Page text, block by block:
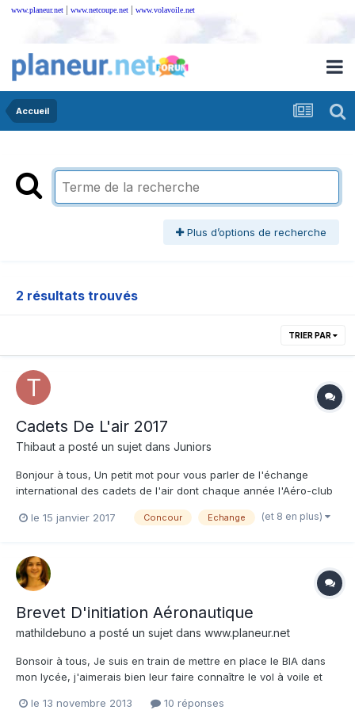
www.planeur.net | www.netcoupe.net | www.volavoile.net
Accueil
Plus d’options de recherche
2 résultats trouvés
TRIER PAR
Cadets De L'air 2017
Thibaut a posté un sujet dans Juniors
Bonjour à tous, Un petit mot pour vous parler de l'échange
international des cadets de l'air dont chaque année l'Aéro-club
tous les jeunes pilotes agés de 18 à 21 ans à la date du 16 juillet
le 15 janvier 2017 Concour Echange (et 8 en plus)
Brevet D'initiation Aéronautique
mathildebuno a posté un sujet dans www.planeur.net
Bonsoir à tous, Je suis en train de mettre en place le BIA dans
mon lycée, j'aimerais bien leur faire connaître le vol à voile et
le 13 novembre 2013 10 réponses